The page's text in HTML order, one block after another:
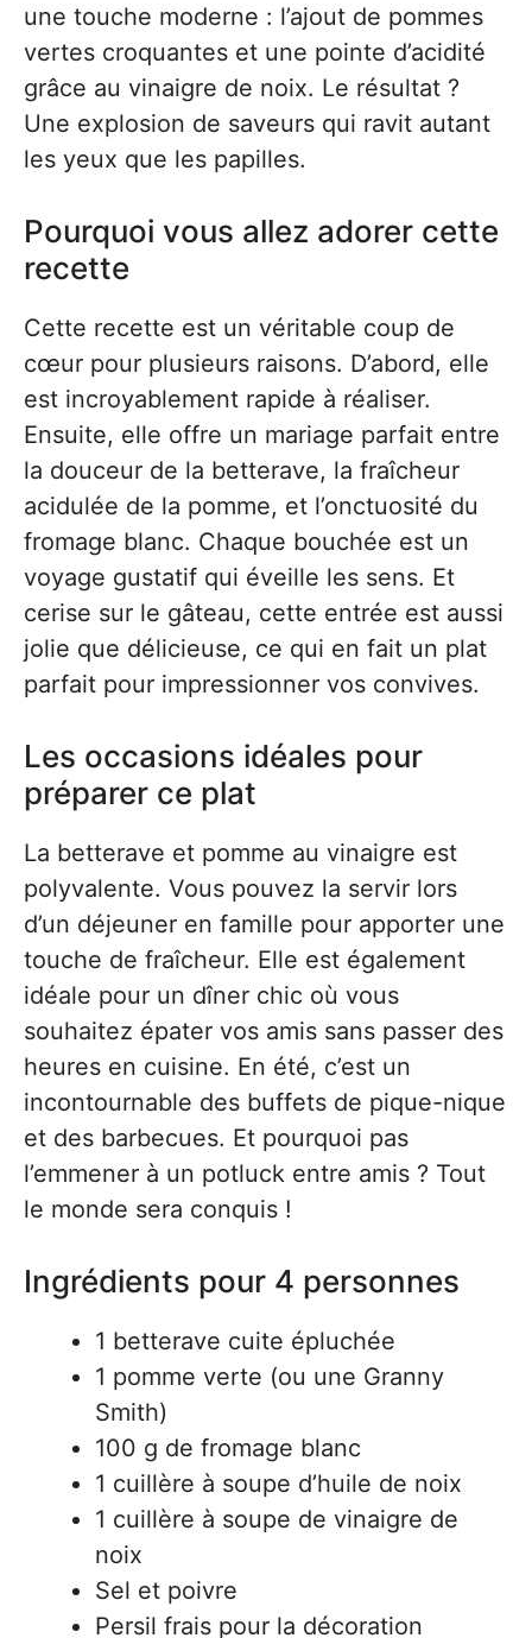
une touche moderne : l’ajout de pommes
vertes croquantes et une pointe d’acidité
grâce au vinaigre de noix. Le résultat ?
Une explosion de saveurs qui ravit autant
les yeux que les papilles.
Pourquoi vous allez adorer cette
recette
Cette recette est un véritable coup de
cœur pour plusieurs raisons. D’abord, elle
est incroyablement rapide à réaliser.
Ensuite, elle offre un mariage parfait entre
la douceur de la betterave, la fraîcheur
acidulée de la pomme, et l’onctuosité du
fromage blanc. Chaque bouchée est un
voyage gustatif qui éveille les sens. Et
cerise sur le gâteau, cette entrée est aussi
jolie que délicieuse, ce qui en fait un plat
parfait pour impressionner vos convives.
Les occasions idéales pour
préparer ce plat
La betterave et pomme au vinaigre est
polyvalente. Vous pouvez la servir lors
d’un déjeuner en famille pour apporter une
touche de fraîcheur. Elle est également
idéale pour un dîner chic où vous
souhaitez épater vos amis sans passer des
heures en cuisine. En été, c’est un
incontournable des buffets de pique-nique
et des barbecues. Et pourquoi pas
l’emmener à un potluck entre amis ? Tout
le monde sera conquis !
Ingrédients pour 4 personnes
1 betterave cuite épluchée
1 pomme verte (ou une Granny
Smith)
100 g de fromage blanc
1 cuillère à soupe d’huile de noix
1 cuillère à soupe de vinaigre de
noix
Sel et poivre
Persil frais pour la décoration